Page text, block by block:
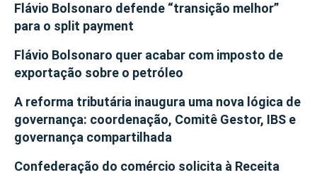
Flávio Bolsonaro defende “transição melhor”
para o split payment
Flávio Bolsonaro quer acabar com imposto de
exportação sobre o petróleo
A reforma tributária inaugura uma nova lógica de
governança: coordenação, Comitê Gestor, IBS e
governança compartilhada
Confederação do comércio solicita à Receita